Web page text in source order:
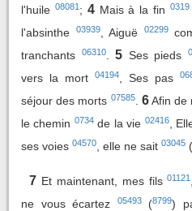
l'huile 08081; 4 Mais à la fin 0319
l'absinthe
03939, Aiguë 02299
tranchants
06310. 5 Ses pieds
vers la mort
04194 , Ses pas
séjour des morts 07585. 6 Afin de
le chemin 0734de la vie 02416,
ses voies 04570 , elle ne sait 03045 (
7 Et maintenant, mes fils01121
ne vous écartez
05493(8799)